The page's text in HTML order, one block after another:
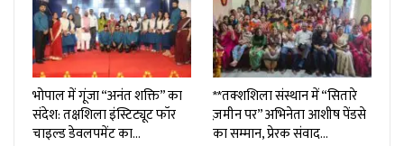
भोपाल में गूंजा “अनंत शक्ति” का
संदेश: तक्षशिला इंस्टिट्यूट फॉर
चाइल्ड डेवलपमेंट का…
**तक्शशिला संस्थान में “सितारे
ज़मीन पर” अभिनेता आशीष पेंडसे
का सम्मान, प्रेरक संवाद…